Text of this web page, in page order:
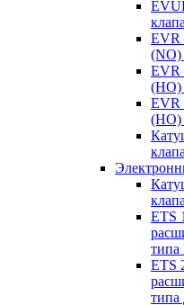
EVR
(NO)
EVR
(НО)
EVR
(НО)
ETS
типа
ETS
типа